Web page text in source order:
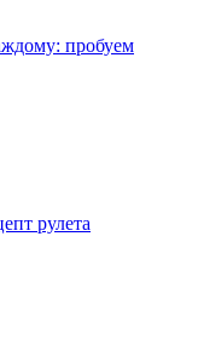
пробуем
рулета